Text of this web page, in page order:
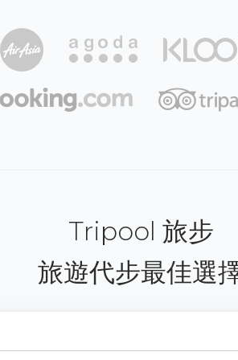
Tripool 旅步
旅遊代步最佳選